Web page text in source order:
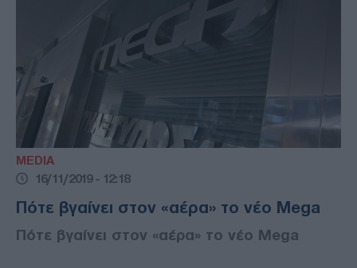
MEDIA
16/11/2019 - 12:18
Πότε βγαίνει στον «αέρα» το νέο Mega
Πότε βγαίνει στον «αέρα» το νέο Mega